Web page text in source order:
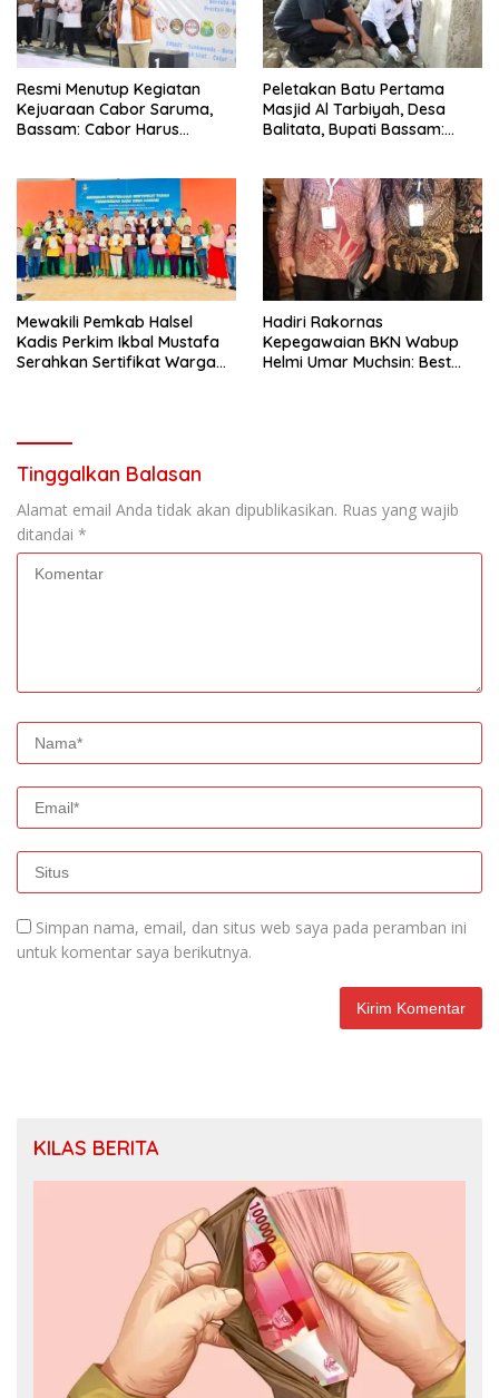
Resmi Menutup Kegiatan
Kejuaraan Cabor Saruma,
Bassam: Cabor Harus
Peletakan Batu Pertama
Masjid Al Tarbiyah, Desa
Balitata, Bupati Bassam:
Mewakili Pemkab Halsel
Kadis Perkim Ikbal Mustafa
Serahkan Sertifikat Warga
Hadiri Rakornas
Kepegawaian BKN Wabup
Helmi Umar Muchsin: Best
Tinggalkan Balasan
Alamat email Anda tidak akan dipublikasikan. Ruas yang wajib
ditandai *
Simpan nama, email, dan situs web saya pada peramban ini
untuk komentar saya berikutnya.
KILAS BERITA